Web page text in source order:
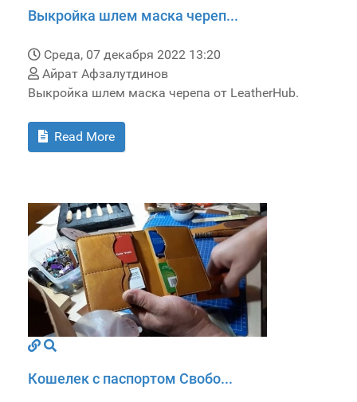
Выкройка шлем маска череп...
Среда, 07 декабря 2022 13:20
Айрат Афзалутдинов
Выкройка шлем маска черепа от LeatherHub.
Read More
Кошелек с паспортом Свобо...